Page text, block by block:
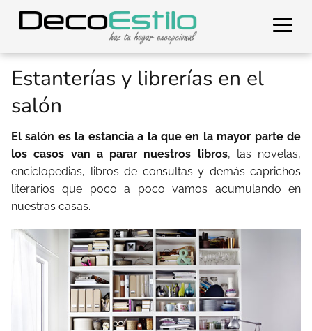
Estanterías y librerías en el
salón
El salón es la estancia a la que en la mayor parte de
los casos van a parar nuestros libros, las novelas,
enciclopedias, libros de consultas y demás caprichos
literarios que poco a poco vamos acumulando en
nuestras casas.